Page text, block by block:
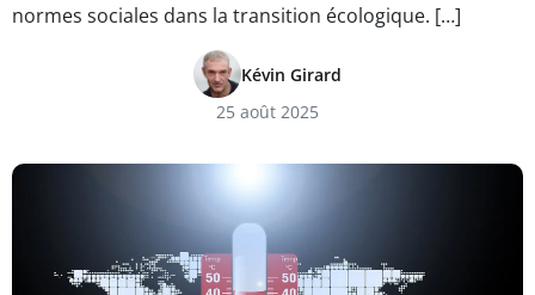
normes sociales dans la transition écologique. […]
Kévin Girard
25 août 2025